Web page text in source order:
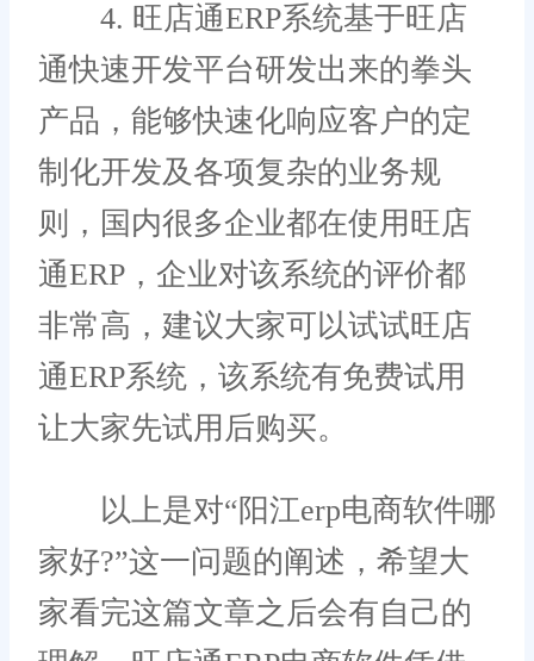
4. 旺店通ERP系统基于旺店
通快速开发平台研发出来的拳头
产品，能够快速化响应客户的定
制化开发及各项复杂的业务规
则，国内很多企业都在使用旺店
通ERP，企业对该系统的评价都
非常高，建议大家可以试试旺店
通ERP系统，该系统有免费试用
让大家先试用后购买。
以上是对“阳江erp电商软件哪
家好?”这一问题的阐述，希望大
家看完这篇文章之后会有自己的